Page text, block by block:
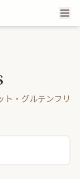
・グルテンフリ